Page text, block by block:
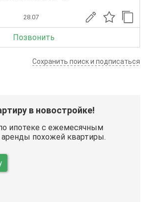
28.07
Позвонить
Сохранить поиск и подписаться
в новостройке!
ипотеке с ежемесячным
похожей квартиры.